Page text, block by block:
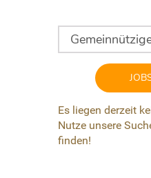
Es liegen derzeit
Nutze unsere
finden!